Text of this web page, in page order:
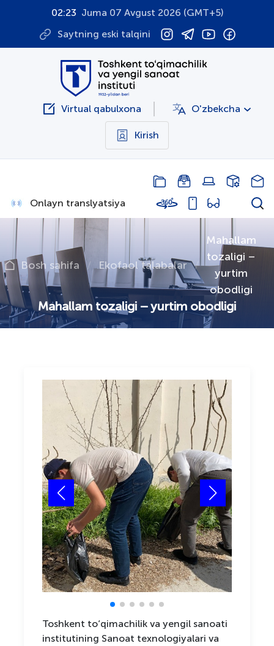
02:23 Juma 07 Avgust 2026 (GMT+5)
Saytning eski talqini
Virtual qabulxona O'zbekcha
Kirish
Onlayn translyatsiya
Bosh sahifa Ekofaol talabalar
Mahallam
tozaligi –
yurtim
obodligi
Mahallam tozaligi – yurtim obodligi
Toshkent to‘qimachilik va yengil sanoati
institutining Sanoat texnologiyalari va